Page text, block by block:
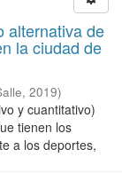
alternativa de
la ciudad de
, 2019)
y cuantitativo)
tienen los
a los deportes,